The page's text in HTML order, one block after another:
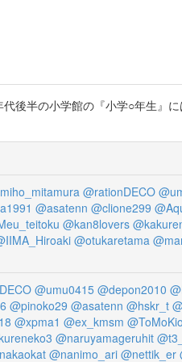
後半の小学館の『小学○年生』
@rationDECO
@asatenn @clione299
@kan8lovers
@otukaretama
@umu0415 @depon2010
@pinoko29 @asatenn @hskr_t
@xpma1 @ex_kmsm
@naruyamageruhit
@nanimo_ari @nettik_er